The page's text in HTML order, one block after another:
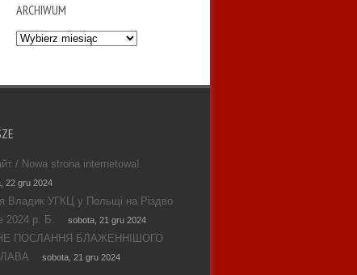
ARCHIWUM
Archiwum
/ Nowa strona internetowa!
22 gru 2024
Владик УГКЦ у Польщі на Різдво
2024 р. Б.
sobota, 21 gru 2024
ПОСЛАННЯ БЛАЖЕННІШОГО
sobota, 21 gru 2024